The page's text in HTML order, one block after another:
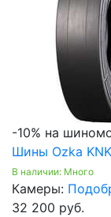
-10% на
Шины Ozka
В наличии: Много
Камеры:
32 200 руб.